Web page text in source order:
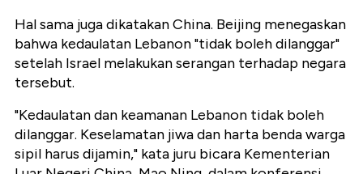
Hal sama juga dikatakan China. Beijing menegaskan
bahwa kedaulatan Lebanon "tidak boleh dilanggar"
setelah Israel melakukan serangan terhadap negara
tersebut.
"Kedaulatan dan keamanan Lebanon tidak boleh
dilanggar. Keselamatan jiwa dan harta benda warga
sipil harus dijamin," kata juru bicara Kementerian